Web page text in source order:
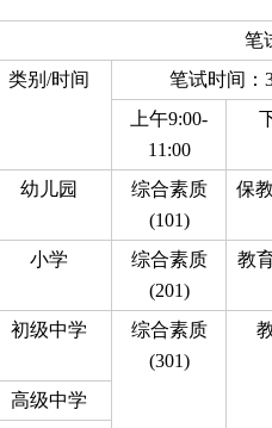
笔
类别/时间
笔试时间：
上午9:00-
11:00
幼儿园
综合素质
(101)
保
小学
综合素质
(201)
教
初级中学
综合素质
(301)
高级中学